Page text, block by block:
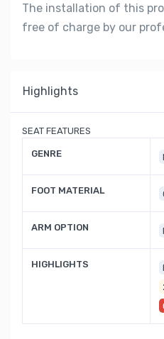
The installation of this
free of charge by our
Highlights
SEAT FEATURES
GENRE
FOOT MATERIAL
ARM OPTION
HIGHLIGHTS